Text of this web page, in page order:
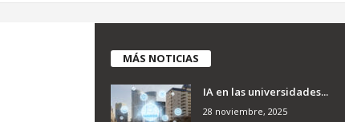
MÁS NOTICIAS
IA en las universidades...
28 noviembre, 2025